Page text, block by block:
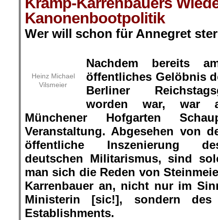
Kanonenbootpolitik
Wer will schon für Annegret
Heinz Michael
Vilsmeier
Nachdem bereits
öffentliches Gelöbnis
Berliner
worden war, war
Münchener Hofgarten
Veranstaltung. Abgesehen von
öffentliche Inszenierung
deutschen Militarismus, sind
man sich die Reden von
Karrenbauer an, nicht nur im
Ministerin [sic!], sondern des
Establishments.